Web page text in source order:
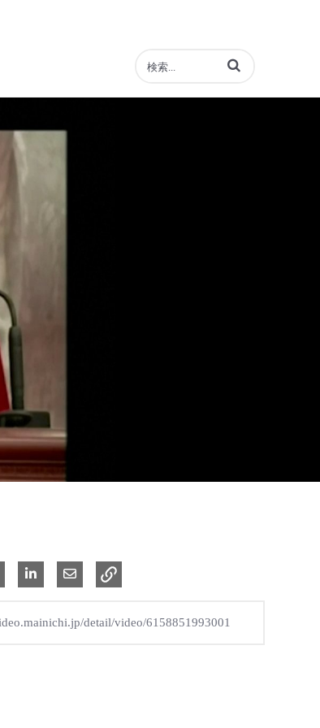
動画の検索語句を入力
で共有
Xで共有する
LinkedIn で共有電子メールで共有